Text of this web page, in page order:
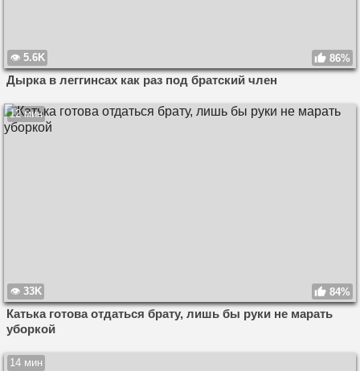
5.6K 86%
Дырка в леггинсах как раз под братский член
12 мин
33K 84%
Катька готова отдаться брату, лишь бы руки не марать
уборкой
14 мин